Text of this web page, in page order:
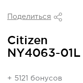
Поделиться
Citizen
NY4063-01L
+ 5121 бонусов